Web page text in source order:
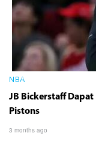
NBA
JB Bickerstaff
Pistons
3 months ago